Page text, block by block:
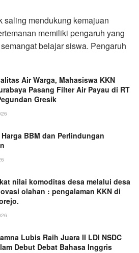
saling mendukung kemajuan
memiliki pengaruh yang
belajar siswa. Pengaruh
Air Warga, Mahasiswa KKN
Pasang Filter Air Payau di RT
Gresik
BBM dan Perlindungan
nilai komoditas desa melalui desa
olahan : pengalaman KKN di
Lubis Raih Juara II LDI NSDC
Debut Debat Bahasa Inggris